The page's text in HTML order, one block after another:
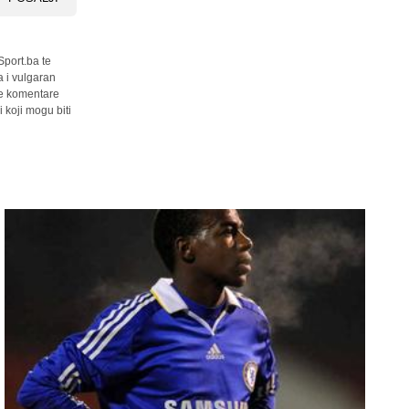
te
i vulgaran
komentare
koji mogu biti